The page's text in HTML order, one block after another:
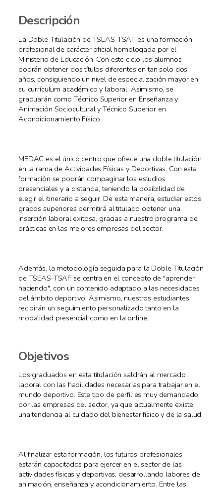
Descripción
La Doble Titulación de TSEAS-TSAF es una formación
profesional de carácter oficial homologada por el
Ministerio de Educación. Con este ciclo los alumnos
podrán obtener dos títulos diferentes en tan solo dos
años, consiguiendo un nivel de especialización mayor en
su currículum académico y laboral. Asimismo, se
graduarán como Técnico Superior en Enseñanza y
Animación Sociocultural y Técnico Superior en
Acondicionamiento Físico.
MEDAC es el único centro que ofrece una doble titulación
en la rama de Actividades Físicas y Deportivas. Con esta
formación se podrán compaginar los estudios
presenciales y a distancia, teniendo la posibilidad de
elegir el itinerario a seguir. De esta manera, estudiar estos
grados superiores permitirá al titulado obtener una
inserción laboral exitosa, gracias a nuestro programa de
prácticas en las mejores empresas del sector.
Además, la metodología seguida para la Doble Titulación
de TSEAS-TSAF se centra en el concepto de "aprender
haciendo", con un contenido adaptado a las necesidades
del ámbito deportivo. Asimismo, nuestros estudiantes
recibirán un seguimiento personalizado tanto en la
modalidad presencial como en la online.
Objetivos
Los graduados en esta titulación saldrán al mercado
laboral con las habilidades necesarias para trabajar en el
mundo deportivo. Este tipo de perfil es muy demandado
por las empresas del sector, ya que actualmente existe
una tendencia al cuidado del bienestar físico y de la salud.
Al finalizar esta formación, los futuros profesionales
estarán capacitados para ejercer en el sector de las
actividades físicas y deportivas, desarrollando labores de
animación, enseñanza y acondicionamiento. Entre las